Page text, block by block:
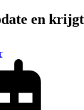
en